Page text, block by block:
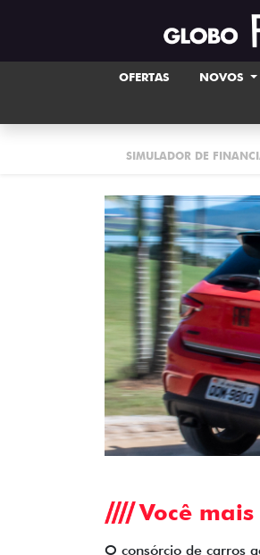
OFERTAS NOVOS
SIMULADOR DE
Você
O consórcio de carros